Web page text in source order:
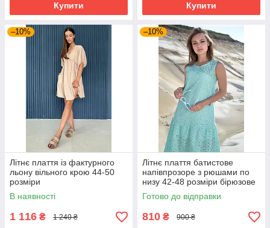
Купити Купити
–10%
Літнє плаття із фактурного
льону вільного крою 44-50
розміри
В наявності
1 116 ₴ 1 240 ₴
–10%
Літнє плаття батистове
напівпрозоре з рюшами по
низу 42-48 розміри бірюзове
Готово до відправки
810 ₴ 900 ₴